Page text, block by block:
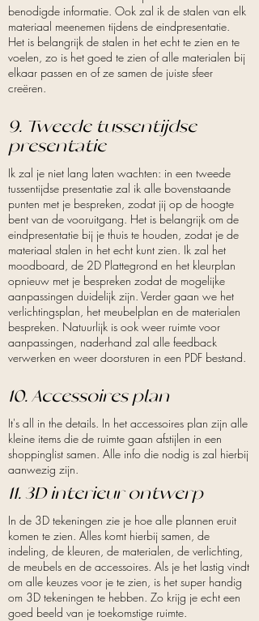
benodigde informatie. Ook zal ik de stalen van elk
materiaal meenemen tijdens de eindpresentatie.
Het is belangrijk de stalen in het echt te zien en te
voelen, zo is het goed te zien of alle materialen bij
elkaar passen en of ze samen de juiste sfeer
creëren.
9. Tweede tussentijdse
presentatie
Ik zal je niet lang laten wachten: in een tweede
tussentijdse presentatie zal ik alle bovenstaande
punten met je bespreken, zodat jij op de hoogte
bent van de vooruitgang. Het is belangrijk om de
eindpresentatie bij je thuis te houden, zodat je de
materiaal stalen in het echt kunt zien. Ik zal het
moodboard, de 2D Plattegrond en het kleurplan
opnieuw met je bespreken zodat de mogelijke
aanpassingen duidelijk zijn. Verder gaan we het
verlichtingsplan, het meubelplan en de materialen
bespreken. Natuurlijk is ook weer ruimte voor
aanpassingen, naderhand zal alle feedback
verwerken en weer doorsturen in een PDF bestand.
10. Accessoires plan
It's all in the details. In het accessoires plan zijn alle
kleine items die de ruimte gaan afstijlen in een
shoppinglist samen. Alle info die nodig is zal hierbij
aanwezig zijn.
11. 3D interieur ontwerp
In de 3D tekeningen zie je hoe alle plannen eruit
komen te zien. Alles komt hierbij samen, de
indeling, de kleuren, de materialen, de verlichting,
de meubels en de accessoires. Als je het lastig vindt
om alle keuzes voor je te zien, is het super handig
om 3D tekeningen te hebben. Zo krijg je echt een
goed beeld van je toekomstige ruimte.